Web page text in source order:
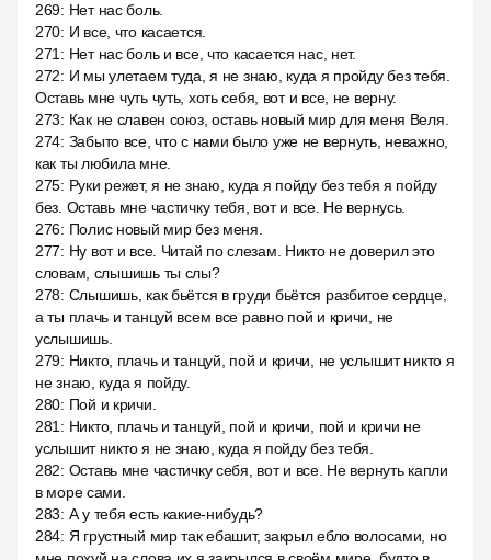
269: Нет нас боль.
270: И все, что касается.
271 : Нет нас боль и все, что касается нас, нет.
272: И мы улетаем туда, я не знаю, куда я пройду без тебя.
Оставь мне чуть чуть, хоть себя, вот и все, не верну.
273: Как не славен союз, оставь новый мир для меня Веля.
274: Забыто все, что с нами было уже не вернуть, неважно,
как ты любила мне.
275: Руки режет, я не знаю, куда я пойду без тебя я пойду
без. Оставь мне частичку тебя, вот и все. Не вернусь.
276: Полис новый мир без меня.
277: Ну вот и все. Читай по слезам. Никто не доверил это
словам, слышишь ты слы?
278: Слышишь, как бьётся в груди бьётся разбитое сердце,
а ты плачь и танцуй всем все равно пой и кричи, не
услышишь.
279: Никто, плачь и танцуй, пой и кричи, не услышит никто я
не знаю, куда я пойду.
280: Пой и кричи.
281 : Никто, плачь и танцуй, пой и кричи, пой и кричи не
услышит никто я не знаю, куда я пойду без тебя.
282: Оставь мне частичку себя, вот и все. Не вернуть капли
в море сами.
283: А у тебя есть какие-нибудь?
284: Я грустный мир так ебашит, закрыл ебло волосами, но